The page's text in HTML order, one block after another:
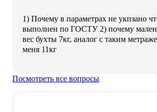
1) Почему в параметрах не укпзано
выполнен по ГОСТУ 2) почему
вес бухты 7кг, аналог с таким
меня 11кг
Посмотреть все вопросы